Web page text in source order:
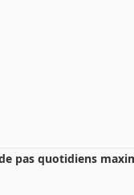
pas quotidiens